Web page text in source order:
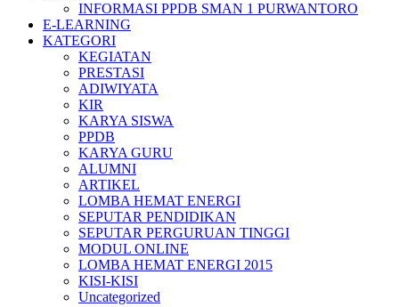
INFORMASI PPDB SMAN 1 PURWANTORO
E-LEARNING
KATEGORI
KEGIATAN
PRESTASI
ADIWIYATA
KIR
KARYA SISWA
PPDB
KARYA GURU
ALUMNI
ARTIKEL
LOMBA HEMAT ENERGI
SEPUTAR PENDIDIKAN
SEPUTAR PERGURUAN TINGGI
MODUL ONLINE
LOMBA HEMAT ENERGI 2015
KISI-KISI
Uncategorized